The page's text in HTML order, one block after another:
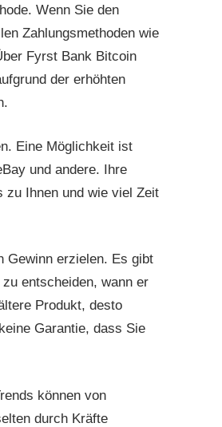
Wenn Sie den
Zahlungsmethoden wie
Fyrst Bank Bitcoin
der erhöhten
Eine Möglichkeit ist
und andere. Ihre
zu Ihnen und wie viel Zeit
Gewinn erzielen. Es gibt
entscheiden, wann er
Produkt, desto
Garantie, dass Sie
können von
durch Kräfte